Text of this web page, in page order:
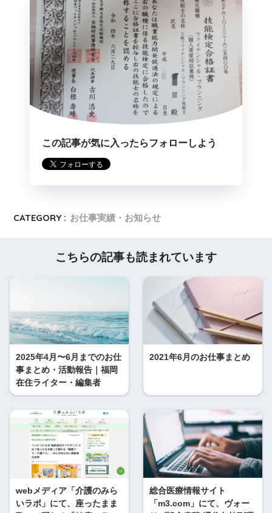
この記事が気に入ったらフォローしよう
CATEGORY : お仕事実績・お知らせ
こちらの記事も読まれています
2025年4月〜6月までのお仕
事まとめ・活動報告｜福岡
在住ライター・編集者
2021年6月のお仕事まとめ
webメディア「介護のみら
いラボ」にて、座ったまま
総合医療情報サイト
「m3.com」にて、ヴォー